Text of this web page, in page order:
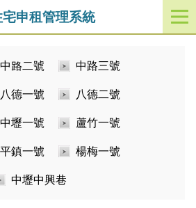
申租管理系統
開
啟
中路二號 中路三號
八德一號 八德二號
中壢一號 蘆竹一號
平鎮一號 楊梅一號
中壢中興巷